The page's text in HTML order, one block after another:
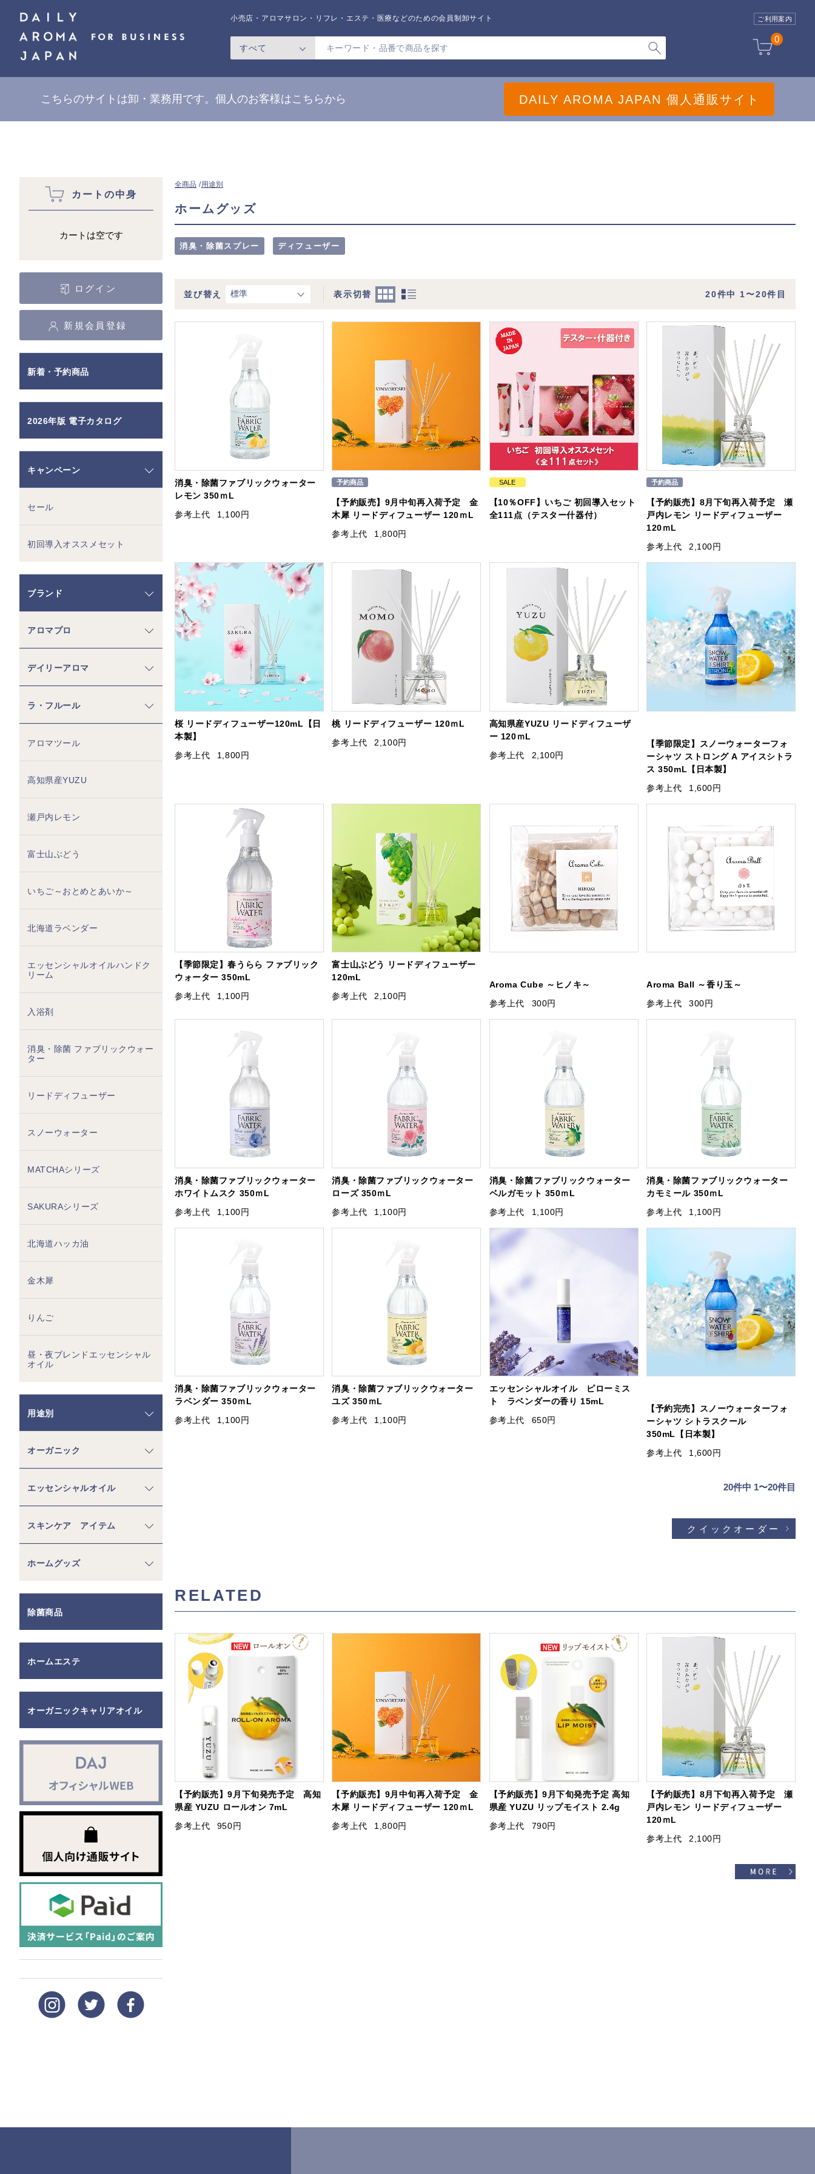
小売店・アロマサロン・リフレ・エステ・医療などのための会員制卸サイト
すべて
ご利用案内
こちらのサイトは卸・業務用です。個人のお客様はこちらから DAILY AROMA JAPAN 個人通販サイト
0
全商品 用途別
ホームグッズ
消臭・除菌スプレー ディフューザー
20件中 1〜20件目
並び替え 表示切替
消臭・除菌ファブリックウォーター
レモン 350ｍL
参考上代
1,100円
【予約販売】9月中旬再入荷予定 金
木犀 リードディフューザー 120ｍL
参考上代
1,800円
SALE
【10％OFF】いちご 初回導入セット
全111点（テスター什器付）
【予約販売】8月下旬再入荷予定 瀬
戸内レモン リードディフューザー
120ｍL
参考上代
2,100円
桜 リードディフューザー120mL【日
本製】
参考上代
1,800円
桃 リードディフューザー 120ｍL
参考上代
2,100円
高知県産YUZU リードディフューザ
ー 120ｍL
参考上代
2,100円
【季節限定】スノーウォーターフォ
ーシャツ ストロング A アイスシトラ
ス 350mL【日本製】
参考上代
1,600円
【季節限定】春うらら ファブリック
ウォーター 350mL
参考上代
1,100円
富士山ぶどう リードディフューザー
120mL
参考上代
2,100円
Aroma Cube ～ヒノキ～
参考上代
300円
Aroma Ball ～香り玉～
参考上代
300円
消臭・除菌ファブリックウォーター
ホワイトムスク 350ｍL
参考上代
1,100円
消臭・除菌ファブリックウォーター
ローズ 350ｍL
参考上代
1,100円
消臭・除菌ファブリックウォーター
ベルガモット 350ｍL
参考上代
1,100円
消臭・除菌ファブリックウォーター
カモミール 350ｍL
参考上代
1,100円
消臭・除菌ファブリックウォーター
ラベンダー 350ｍL
参考上代
1,100円
消臭・除菌ファブリックウォーター
ユズ 350ｍL
参考上代
1,100円
エッセンシャルオイル ピローミス
ト ラベンダーの香り 15mL
参考上代
650円
【予約完売】スノーウォーターフォ
ーシャツ シトラスクール
350mL【日本製】
参考上代
1,600円
20件中 1〜20件目
クイックオーダー
RELATED
【予約販売】9月下旬発売予定 高知
県産 YUZU ロールオン 7mL
参考上代
950円
【予約販売】9月中旬再入荷予定 金
木犀 リードディフューザー 120ｍL
参考上代
1,800円
【予約販売】9月下旬発売予定 高知
県産 YUZU リップモイスト 2.4g
参考上代
790円
【予約販売】8月下旬再入荷予定 瀬
戸内レモン リードディフューザー
120ｍL
参考上代
2,100円
カートの中身
カートは空です
ログイン
新規会員登録
新着・予約商品
2026年版 電子カタログ
キャンペーン
セール
初回導入オススメセット
ブランド
アロマプロ
デイリーアロマ
ラ・フルール
アロマツール
高知県産YUZU
瀬戸内レモン
富士山ぶどう
いちご～おとめとあいか～
北海道ラベンダー
エッセンシャルオイルハンドク
リーム
入浴剤
消臭・除菌 ファブリックウォー
ター
リードディフューザー
スノーウォーター
MATCHAシリーズ
SAKURAシリーズ
北海道ハッカ油
金木犀
りんご
昼・夜ブレンドエッセンシャル
オイル
用途別
オーガニック
エッセンシャルオイル
スキンケア アイテム
ホームグッズ
除菌商品
ホームエステ
オーガニックキャリアオイル